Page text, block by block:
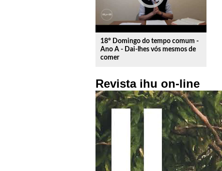
18º Domingo do tempo comum -
Ano A - Dai-lhes vós mesmos de
comer
Revista ihu on-line